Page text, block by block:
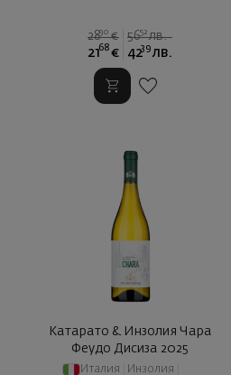
2890 € 5652 лв.
2168 € 4239 лв.
Катарато & Инзолия Чара
Феудо Дисиза 2025
Италия Инзолия